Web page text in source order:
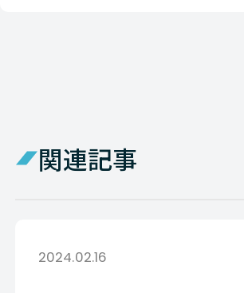
関連記事
2024.02.16